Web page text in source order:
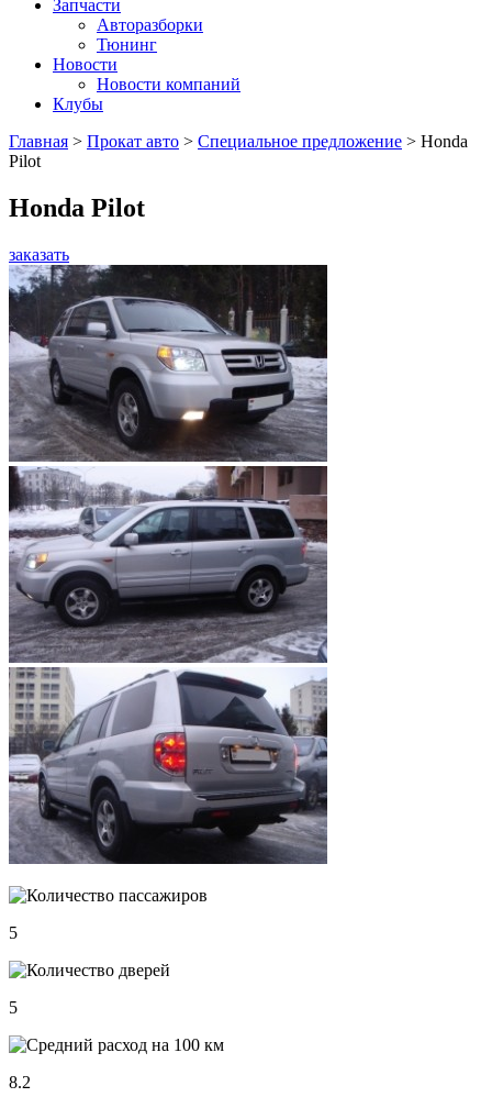
Запчасти
Авторазборки
Тюнинг
Новости
Новости компаний
Клубы
Главная > Прокат авто > Специальное предложение > Honda
Pilot
Honda Pilot
заказать
5
5
8.2